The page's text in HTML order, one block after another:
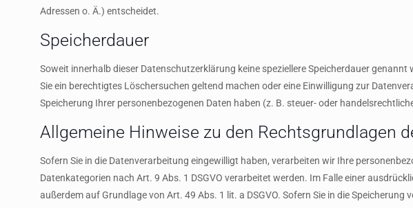
Adressen o. Ä.) entscheidet.
Speicherdauer
Soweit innerhalb dieser Datenschutzerklärung keine speziellere Speicherdauer
Sie ein berechtigtes Löschersuchen geltend machen oder eine Einwilligung zur
Speicherung Ihrer personenbezogenen Daten haben (z. B. steuer- oder
Allgemeine Hinweise zu den Rechtsgrundlagen
Sofern Sie in die Datenverarbeitung eingewilligt haben, verarbeiten wir Ihre
Datenkategorien nach Art. 9 Abs. 1 DSGVO verarbeitet werden. Im Falle einer
außerdem auf Grundlage von Art. 49 Abs. 1 lit. a DSGVO. Sofern Sie in die